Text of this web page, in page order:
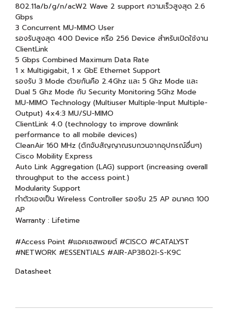
802.11a/b/g/n/acW2 Wave 2 support ความเร็วสูงสุด 2.6
Gbps
3 Concurrent MU-MIMO User
รองรับสูงสุด 400 Device หรือ 256 Device สำหรับเปิดใช้งาน
ClientLink
5 Gbps Combined Maximum Data Rate
1 x Multigigabit, 1 x GbE Ethernet Support
รองรับ 3 Mode ด้วยกันคือ 2.4Ghz และ 5 Ghz Mode และ
Dual 5 Ghz Mode กับ Security Monitoring 5Ghz Mode
MU-MIMO Technology (Multiuser Multiple-Input Multiple-
Output) 4x4:3 MU/SU-MIMO
ClientLink 4.0 (technology to improve downlink
performance to all mobile devices)
CleanAir 160 MHz (ดักจับสัญญาณรบกวนจากอุปกรณ์อื่นๆ)
Cisco Mobility Express
Auto Link Aggregation (LAG) support (increasing overall
throughput to the access point.)
Modularity Support
ทำตัวเองเป็น Wireless Controller รองรับ 25 AP อนาคต 100
AP
Warranty : Lifetime
#Access Point #แอคเซสพอยต์ #CISCO #CATALYST
#NETWORK #ESSENTIALS #AIR-AP3802I-S-K9C
Datasheet